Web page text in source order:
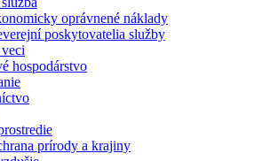
oprávnené náklady
poskytovatelia služby
hospodárstvo
prírody a krajiny